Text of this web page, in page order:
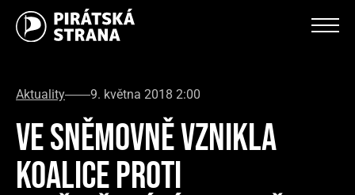
Aktuality 9. května 2018 2:00
VE SNĚMOVNĚ VZNIKLA
KOALICE PROTI